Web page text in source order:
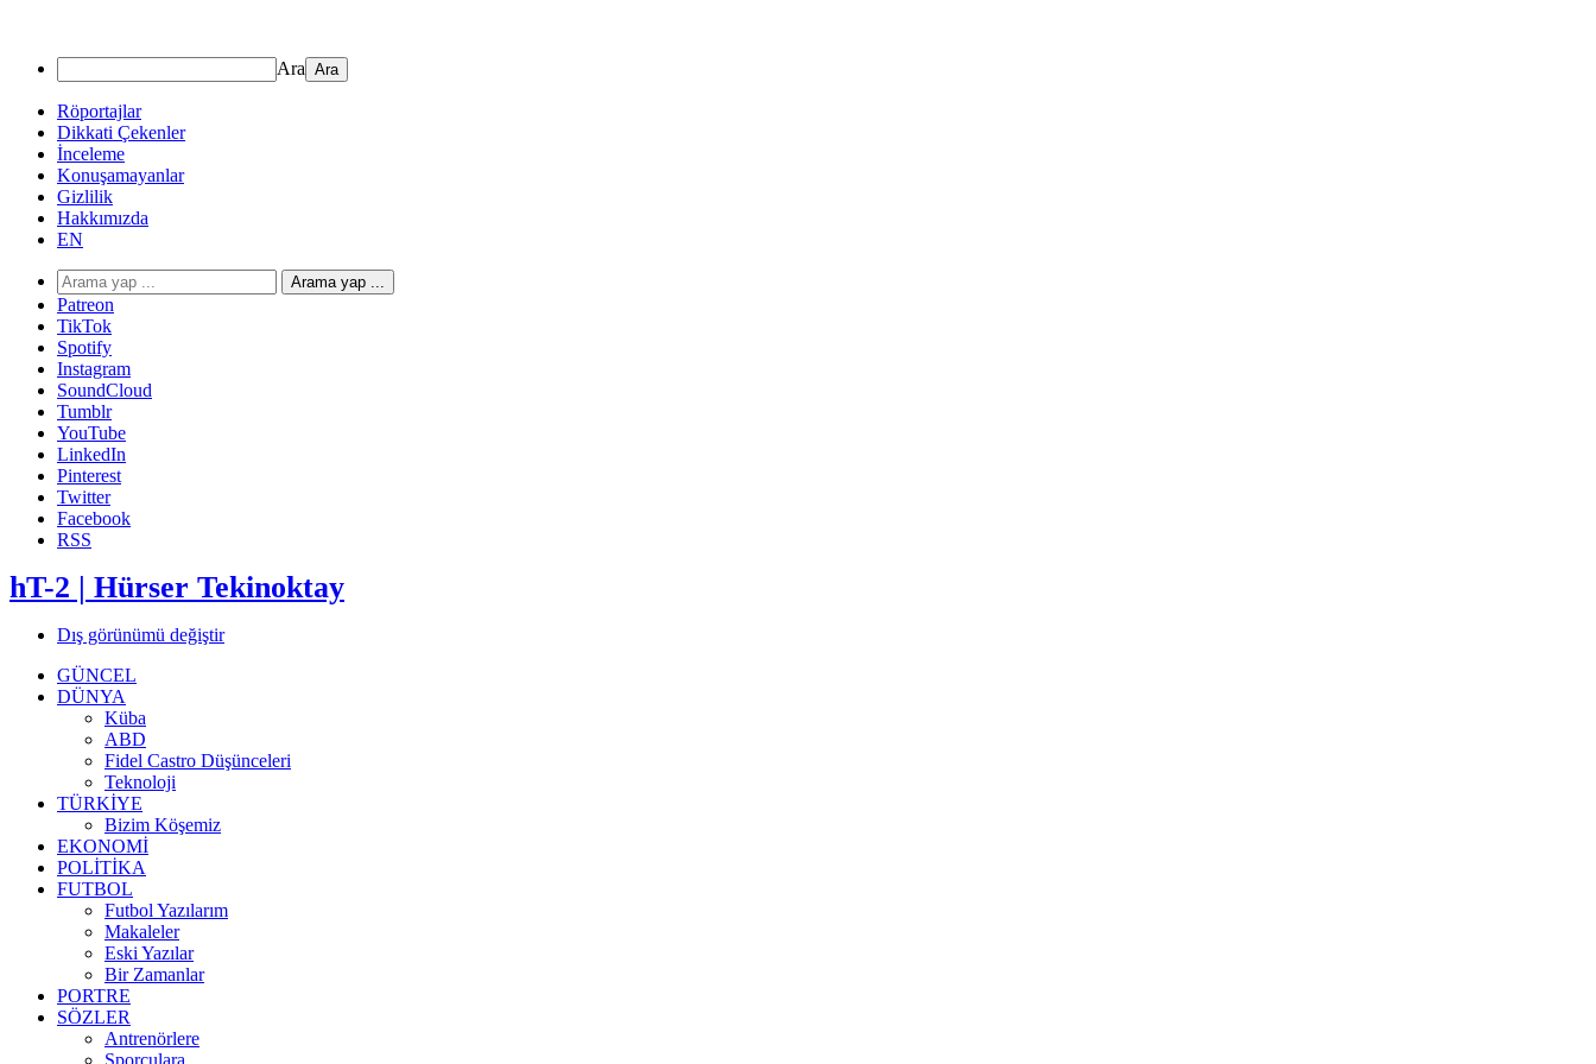
Ara
Röportajlar
Dikkati Çekenler
İnceleme
Konuşamayanlar
Gizlilik
Hakkımızda
EN
Arama yap ...
Patreon
TikTok
Spotify
Instagram
SoundCloud
Tumblr
YouTube
LinkedIn
Pinterest
Twitter
Facebook
RSS
hT-2 | Hürser Tekinoktay
Dış görünümü değiştir
GÜNCEL
DÜNYA
Küba
ABD
Fidel Castro Düşünceleri
Teknoloji
TÜRKİYE
Bizim Köşemiz
EKONOMİ
POLİTİKA
FUTBOL
Futbol Yazılarım
Makaleler
Eski Yazılar
Bir Zamanlar
PORTRE
SÖZLER
Antrenörlere
Sporculara